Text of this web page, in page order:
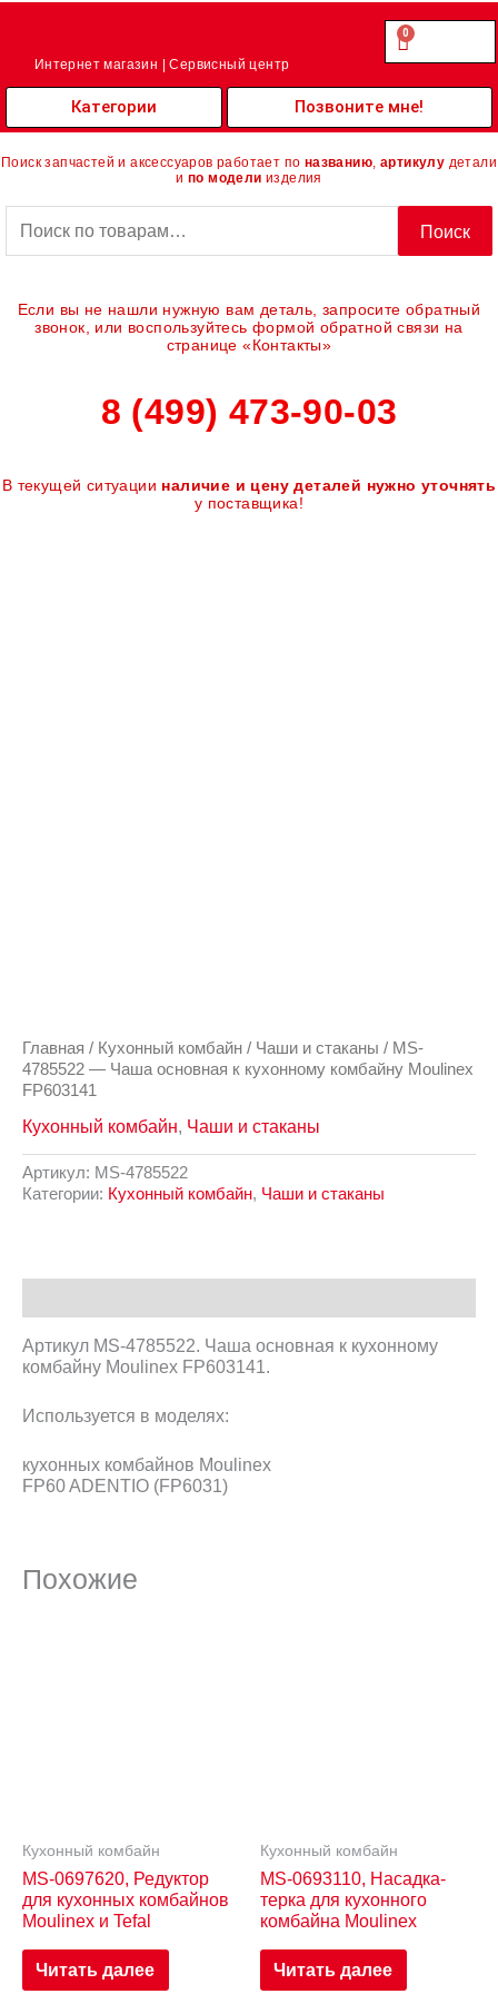
Перейти
Интернет магазин | Сервисный центр
0.00
0
Cart
Категории Позвоните мне!
Поиск запчастей и аксессуаров работает по названию артикулу детали
и по модели изделия
Поиск
Если вы не нашли нужную вам деталь, запросите обратный
звонок, или воспользуйтесь формой обратной связи на
странице «Контакты»
8 (499) 473-90-03
В текущей ситуации наличие и цену деталей нужно уточнять
у поставщика!
Главная / Кухонный комбайн / Чаши и стаканы / MS-
4785522 — Чаша основная к кухонному комбайну Moulinex
FP603141
Кухонный комбайн, Чаши и стаканы
Артикул: MS-4785522
Категории: Кухонный комбайн, Чаши и стаканы
Артикул MS-4785522. Чаша основная к кухонному
комбайну Moulinex FP603141.
Используется в моделях:
кухонных комбайнов Moulinex
FP60 ADENTIO (FP6031)
Похожие
Кухонный комбайн
MS-0697620, Редуктор
для кухонных комбайнов
Moulinex и Tefal
Читать далее
Кухонный комбайн
MS-0693110, Насадка-
терка для кухонного
комбайна Moulinex
Читать далее